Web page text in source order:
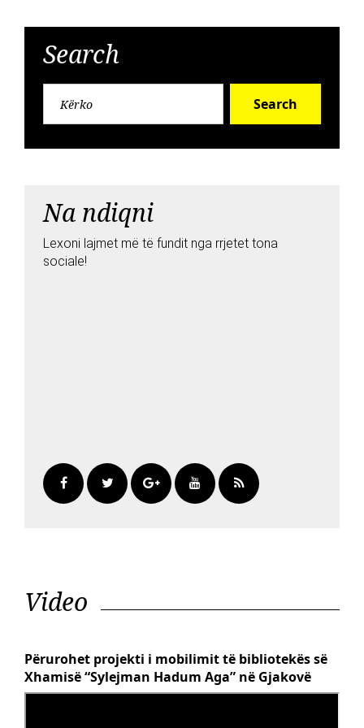
Search
Search
Na ndiqni
Lexoni lajmet më të fundit nga rrjetet tona
sociale!
Video
Përurohet projekti i mobilimit të bibliotekës së
Xhamisë “Sylejman Hadum Aga” në Gjakovë